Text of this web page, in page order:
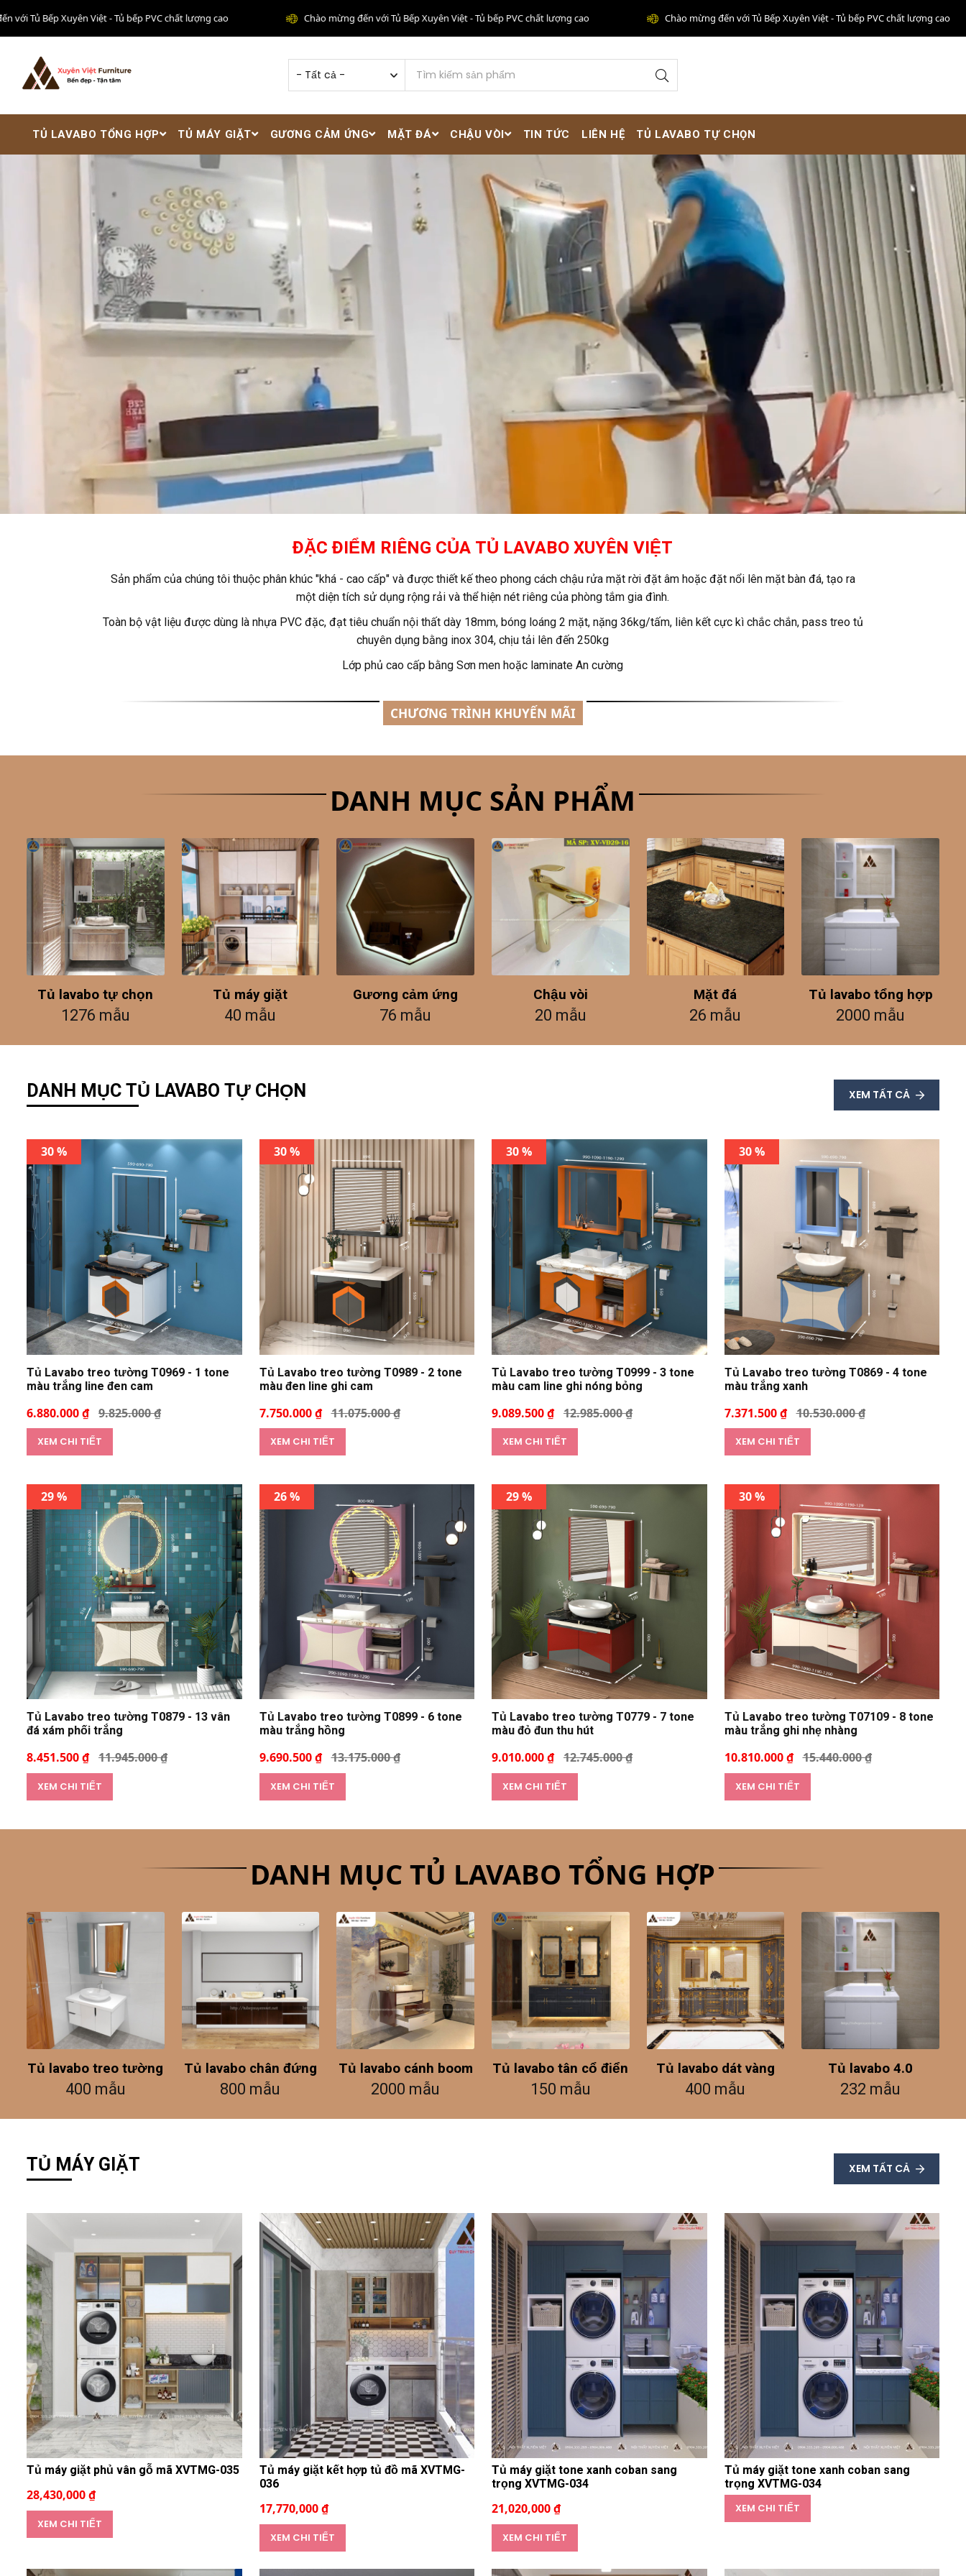
Nhảy đến nội dung
Xuyên Việt - Tủ bếp PVC chất lượng cao Chào mừng đến với Tủ Bếp Xuyên Việt - Tủ bếp PVC chất lượng cao Chào mừng đến với Tủ Bếp Xuyên Việt - Tủ bếp PVC chất lượng cao
TỦ LAVABO TỔNG HỢP TỦ MÁY GIẶT GƯƠNG CẢM ỨNG MẶT ĐÁ CHẬU VÒI TIN TỨC LIÊN HỆ TỦ LAVABO TỰ CHỌN
ĐẶC ĐIỂM RIÊNG CỦA TỦ LAVABO XUYÊN VIỆT
Sản phẩm của chúng tôi thuộc phân khúc "khá - cao cấp" và được thiết kế theo phong cách chậu rửa mặt rời đặt âm hoặc đặt nổi lên mặt bàn đá, tạo ra
một diện tích sử dụng rộng rải và thể hiện nét riêng của phòng tắm gia đình.
Toàn bộ vật liệu được dùng là nhựa PVC đặc, đạt tiêu chuẩn nội thất dày 18mm, bóng loáng 2 mặt, nặng 36kg/tấm, liên kết cực kì chắc chắn, pass treo tủ
chuyên dụng bằng inox 304, chịu tải lên đến 250kg
Lớp phủ cao cấp bằng Sơn men hoặc laminate An cường
CHƯƠNG TRÌNH KHUYẾN MÃI
DANH MỤC SẢN PHẨM
Tủ lavabo tự chọn
1276 mẫu
Tủ máy giặt
40 mẫu
Gương cảm ứng
76 mẫu
Chậu vòi
20 mẫu
Mặt đá
26 mẫu
Tủ lavabo tổng hợp
2000 mẫu
DANH MỤC TỦ LAVABO TỰ CHỌN XEM TẤT CẢ
30 %
Tủ Lavabo treo tường T0969 - 1 tone
màu trắng line đen cam
6.880.000 ₫ 9.825.000 ₫
XEM CHI TIẾT
30 %
Tủ Lavabo treo tường T0989 - 2 tone
màu đen line ghi cam
7.750.000 ₫ 11.075.000 ₫
XEM CHI TIẾT
30 %
Tủ Lavabo treo tường T0999 - 3 tone
màu cam line ghi nóng bỏng
9.089.500 ₫ 12.985.000 ₫
XEM CHI TIẾT
30 %
Tủ Lavabo treo tường T0869 - 4 tone
màu trắng xanh
7.371.500 ₫ 10.530.000 ₫
XEM CHI TIẾT
29 %
Tủ Lavabo treo tường T0879 - 13 vân
đá xám phối trắng
8.451.500 ₫ 11.945.000 ₫
XEM CHI TIẾT
26 %
Tủ Lavabo treo tường T0899 - 6 tone
màu trắng hồng
9.690.500 ₫ 13.175.000 ₫
XEM CHI TIẾT
29 %
Tủ Lavabo treo tường T0779 - 7 tone
màu đỏ đun thu hút
9.010.000 ₫ 12.745.000 ₫
XEM CHI TIẾT
30 %
Tủ Lavabo treo tường T07109 - 8 tone
màu trắng ghi nhẹ nhàng
10.810.000 ₫ 15.440.000 ₫
XEM CHI TIẾT
DANH MỤC TỦ LAVABO TỔNG HỢP
Tủ lavabo treo tường
400 mẫu
Tủ lavabo chân đứng
800 mẫu
Tủ lavabo cánh boom
2000 mẫu
Tủ lavabo tân cổ điển
150 mẫu
Tủ lavabo dát vàng
400 mẫu
Tủ lavabo 4.0
232 mẫu
TỦ MÁY GIẶT XEM TẤT CẢ
Tủ máy giặt phủ vân gỗ mã XVTMG-035
28,430,000 ₫
XEM CHI TIẾT
Tủ máy giặt kết hợp tủ đồ mã XVTMG-
036
17,770,000 ₫
XEM CHI TIẾT
Tủ máy giặt tone xanh coban sang
trọng XVTMG-034
21,020,000 ₫
XEM CHI TIẾT
Tủ máy giặt tone xanh coban sang
trọng XVTMG-034
XEM CHI TIẾT